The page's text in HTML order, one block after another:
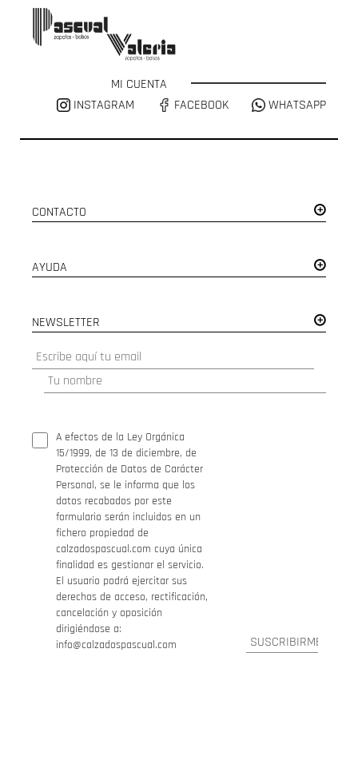
MI CUENTA
INSTAGRAM
FACEBOOK WHATSAPP
CONTACTO
AYUDA
NEWSLETTER
A efectos de la Ley Orgánica
15/1999, de 13 de diciembre, de
Protección de Datos de Carácter
Personal, se le informa que los
datos recabados por este
formulario serán incluidos en un
fichero propiedad de
calzadospascual.com cuya única
finalidad es gestionar el servicio.
El usuario podrá ejercitar sus
derechos de acceso, rectificación,
cancelación y oposición
dirigiéndose a:
info@calzadospascual.com